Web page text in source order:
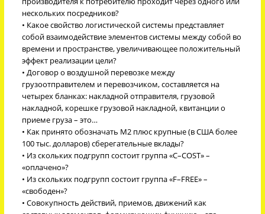
нескольких посредников?
• Какое свойство логистической системы представляет
собой взаимодействие элементов системы между собой во
времени и пространстве, увеличивающее положительный
эффект реализации цели?
• Договор о воздушной перевозке между
грузоотправителем и перевозчиком, составляется на
четырех бланках: накладной отправителя, грузовой
накладной, корешке грузовой накладной, квитанции о
приеме груза – это…
• Как принято обозначать М2 плюс крупные (в США более
100 тыс. долларов) сберегательные вклады?
• Из скольких подгрупп состоит группа «C–COST» –
«оплачено»?
• Из скольких подгрупп состоит группа «F–FREE» –
«свободен»?
• Совокупность действий, приемов, движений как